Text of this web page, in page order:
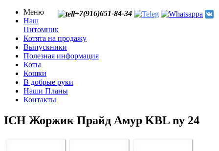
+7(916)651-84-34
Меню
Наш
Питомник
Котята на продажу
Выпускники
Полезная информация
Коты
Кошки
В добрые руки
Наши Планы
Контакты
ICH Жоржик Прайд Амур KBL ny 24